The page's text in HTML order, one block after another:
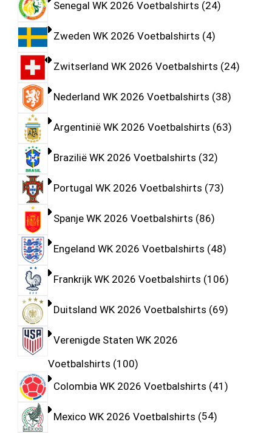
Senegal WK 2026 Voetbalshirts 24
Zweden WK 2026 Voetbalshirts 4
Zwitserland WK 2026 Voetbalshirts 24
Nederland WK 2026 Voetbalshirts 38
Argentinië WK 2026 Voetbalshirts 63
Brazilië WK 2026 Voetbalshirts 32
Portugal WK 2026 Voetbalshirts 73
Spanje WK 2026 Voetbalshirts 86
Engeland WK 2026 Voetbalshirts 48
Frankrijk WK 2026 Voetbalshirts 106
Duitsland WK 2026 Voetbalshirts 69
Verenigde Staten WK 2026
Voetbalshirts 100
Colombia WK 2026 Voetbalshirts 41
Mexico WK 2026 Voetbalshirts 54